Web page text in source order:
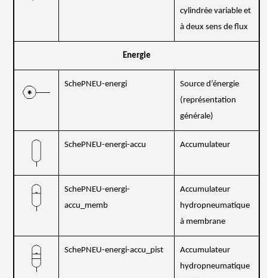
cylindrée variable et
à deux sens de flux
Energie
SchePNEU-energi
Source d’énergie
(représentation
générale)
SchePNEU-energi-accu Accumulateur
SchePNEU-energi-
accu_memb
Accumulateur
hydropneumatique
à membrane
SchePNEU-energi-accu_pist
Accumulateur
hydropneumatique